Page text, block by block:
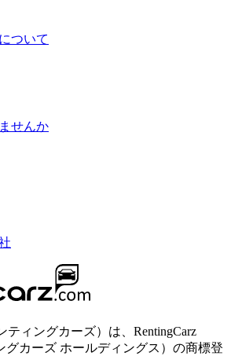
ついて
せんか
ティングカーズ）は、RentingCarz
グカーズ ホールディングス）の商標登